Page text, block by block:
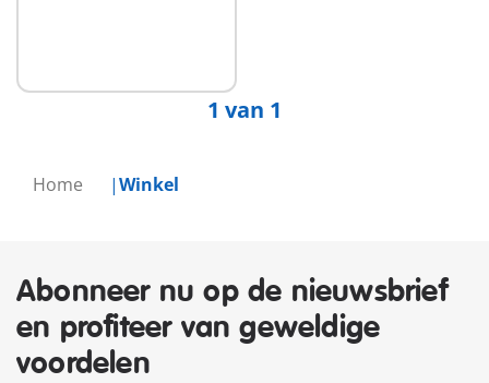
Home Winkel
1 van 1
Abonneer nu op de nieuwsbrief
en profiteer van geweldige
voordelen